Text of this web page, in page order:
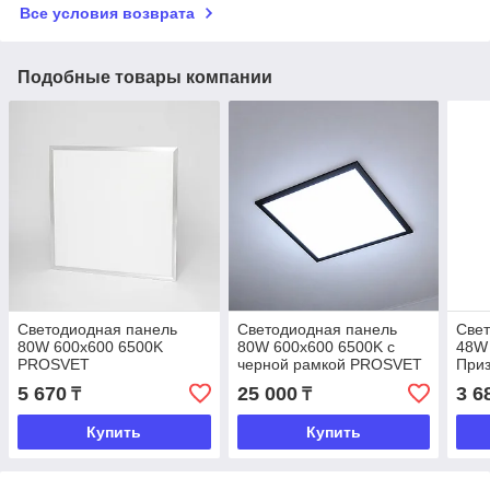
Все условия возврата
Подобные товары компании
Светодиодная панель
80W 600х600 6500K
PROSVET
5 670 ₸
Купить
Светодиодная панель
80W 600х600 6500K с
черной рамкой PROSVET
25 000₸
Купить
3